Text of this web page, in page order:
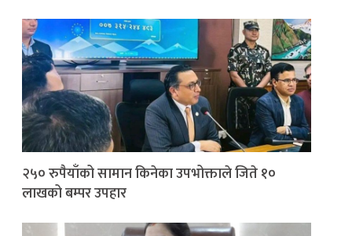
२५० रुपैयाँको सामान किनेका उपभोक्ताले जिते १०
लाखको बम्पर उपहार